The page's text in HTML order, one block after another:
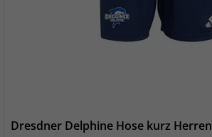
Dresdner Delphine Hose kurz Herren